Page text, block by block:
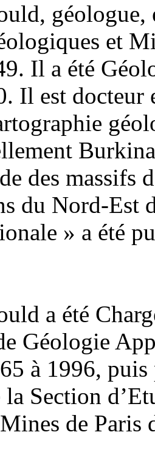
géologue,
et
Il a été
Il est docteur
des massifs
du Nord-Est
» a été
a été
Géologie
à 1996,
Section
de Paris